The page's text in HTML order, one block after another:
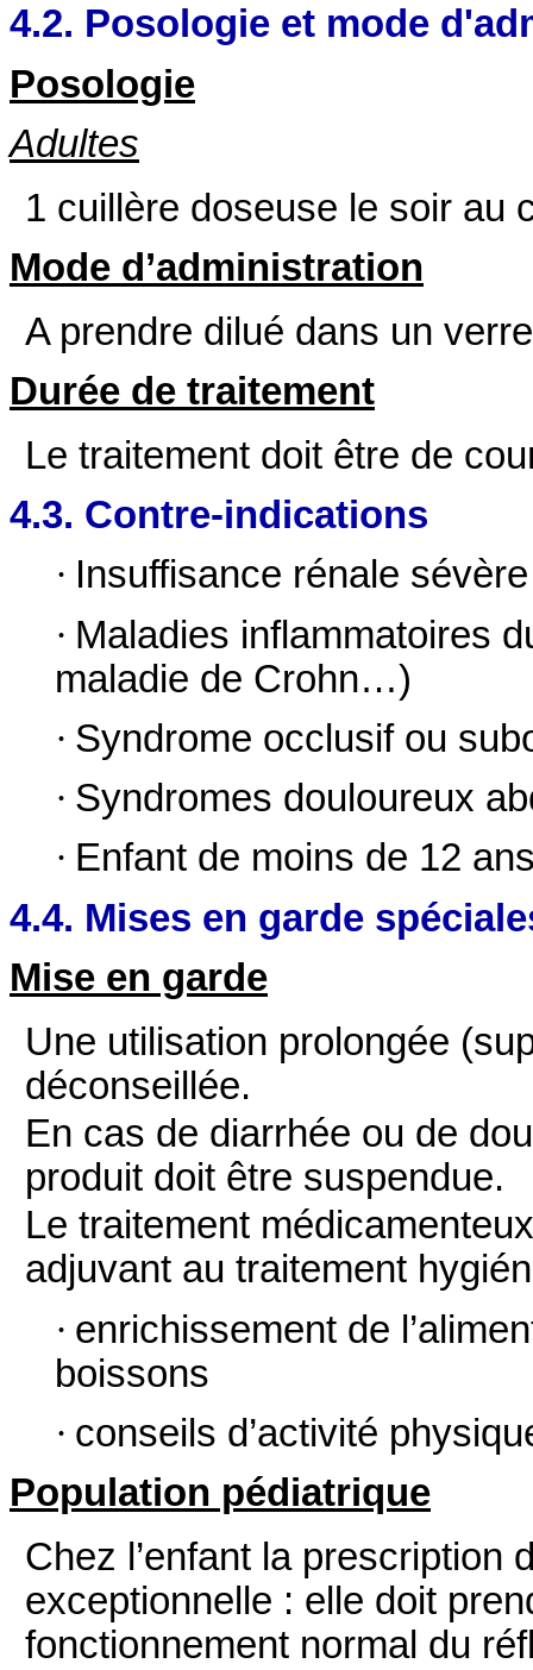
4.2. Posologie et mode
Posologie
Adultes
1 cuillère doseuse le soir au
Mode d’administration
A prendre dilué dans un
Durée de traitement
Le traitement doit être de
4.3. Contre-indications
· Insuffisance rénale sévère
· Maladies inflammatoires
maladie de Crohn…)
· Syndrome occlusif ou
· Syndromes douloureux
· Enfant de moins de 12
4.4. Mises en garde
Mise en garde
Une utilisation prolongée
déconseillée.
En cas de diarrhée ou de
produit doit être suspendue.
Le traitement
adjuvant au traitement
· enrichissement de
boissons
· conseils d’activité
Population pédiatrique
Chez l’enfant la prescription
exceptionnelle : elle doit
fonctionnement normal du